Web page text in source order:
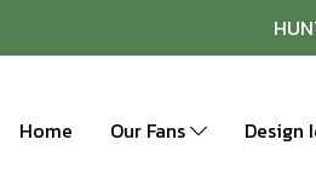
Home Our Fans Design